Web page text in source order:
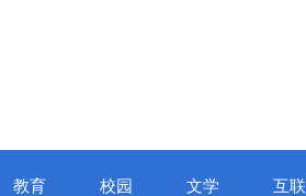
教育 校园 文学 互